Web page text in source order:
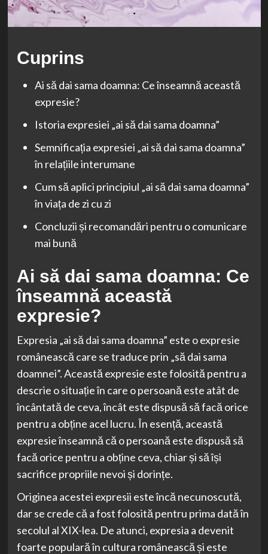
Cuprins
Ai să dai sama doamna: Ce înseamnă această
expresie?
Istoria expresiei „ai să dai sama doamna”
Semnificația expresiei „ai să dai sama doamna”
în relațiile interumane
Cum să aplici principiul „ai să dai sama doamna”
în viața de zi cu zi
Concluzii și recomandări pentru o comunicare
mai bună
Ai să dai sama doamna: Ce
înseamnă această
expresie?
Expresia „ai să dai sama doamna” este o expresie
românească care se traduce prin „să dai sama
doamnei”. Această expresie este folosită pentru a
descrie o situație în care o persoană este atât de
încântată de ceva, încât este dispusă să facă orice
pentru a obține acel lucru. În esență, această
expresie înseamnă că o persoană este dispusă să
facă orice pentru a obține ceva, chiar și să își
sacrifice propriile nevoi și dorințe.
Originea acestei expresii este încă necunoscută,
dar se crede că a fost folosită pentru prima dată în
secolul al XIX-lea. De atunci, expresia a devenit
foarte populară în cultura românească și este